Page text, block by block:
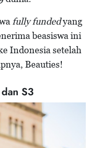
fully fundedyang
beasiswa ini
Indonesia setelah
Beauties!
S3